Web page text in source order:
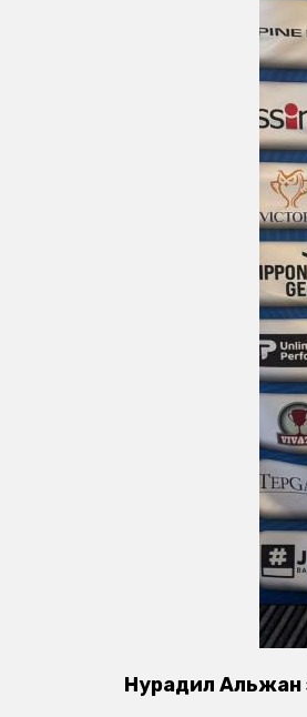
Нурадил Альжан